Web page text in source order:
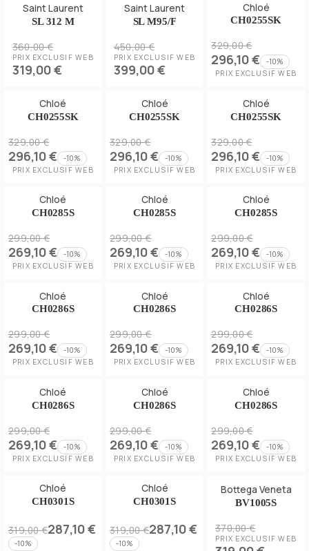
Saint Laurent
SL 312 M
360,00 €
PRIX EXCLUSIF WEB
319,00 €
Saint Laurent
SL M95/F
450,00 €
PRIX EXCLUSIF WEB
399,00 €
Chloé
CH0255SK
329,00 €
296,10 € -10%
PRIX EXCLUSIF WEB
Chloé
CH0255SK
329,00 €
296,10 € -10%
PRIX EXCLUSIF WEB
Chloé
CH0255SK
329,00 €
296,10 € -10%
PRIX EXCLUSIF WEB
Chloé
CH0255SK
329,00 €
296,10 € -10%
PRIX EXCLUSIF WEB
Chloé
CH0285S
299,00 €
269,10 € -10%
PRIX EXCLUSIF WEB
Chloé
CH0285S
299,00 €
269,10 € -10%
PRIX EXCLUSIF WEB
Chloé
CH0285S
299,00 €
269,10 € -10%
PRIX EXCLUSIF WEB
Chloé
CH0286S
299,00 €
269,10 € -10%
PRIX EXCLUSIF WEB
Chloé
CH0286S
299,00 €
269,10 € -10%
PRIX EXCLUSIF WEB
Chloé
CH0286S
299,00 €
269,10 € -10%
PRIX EXCLUSIF WEB
Chloé
CH0286S
299,00 €
269,10 € -10%
PRIX EXCLUSIF WEB
Chloé
CH0286S
299,00 €
269,10 € -10%
PRIX EXCLUSIF WEB
Chloé
CH0286S
299,00 €
269,10 € -10%
PRIX EXCLUSIF WEB
Chloé
CH0301S
319,00 €287,10 €
-10%
Chloé
CH0301S
319,00 €287,10 €
-10%
Bottega Veneta
BV1005S
370,00 €
PRIX EXCLUSIF WEB